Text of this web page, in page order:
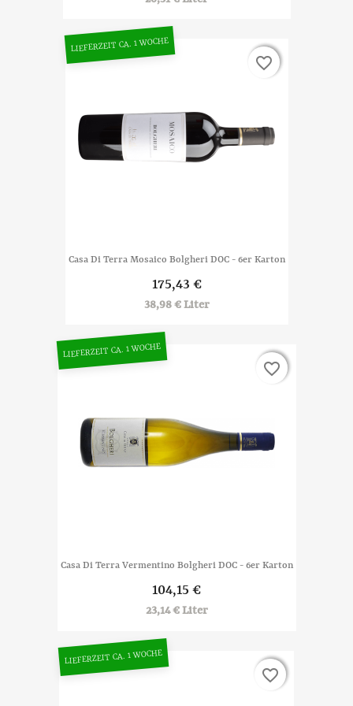
Casa Di Terra Mosaico Bolgheri DOC - 6er Karton
175,43 €
38,98 € Liter
LIEFERZEIT CA. 1 WOCHE
favorite_border
favorite_border
Casa Di Terra Vermentino Bolgheri DOC - 6er Karton
104,15 €
23,14 € Liter
LIEFERZEIT CA. 1 WOCHE
favorite_border
favorite_border
LIEFERZEIT CA. 1 WOCHE
favorite_border
favorite_border